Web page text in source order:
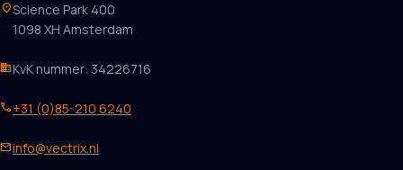
location_onScience Park 400
1098 XH Amsterdam
businessKvK nummer: 34226716
phone+31 (0)85-210 6240
mailinfo@vectrix.nl